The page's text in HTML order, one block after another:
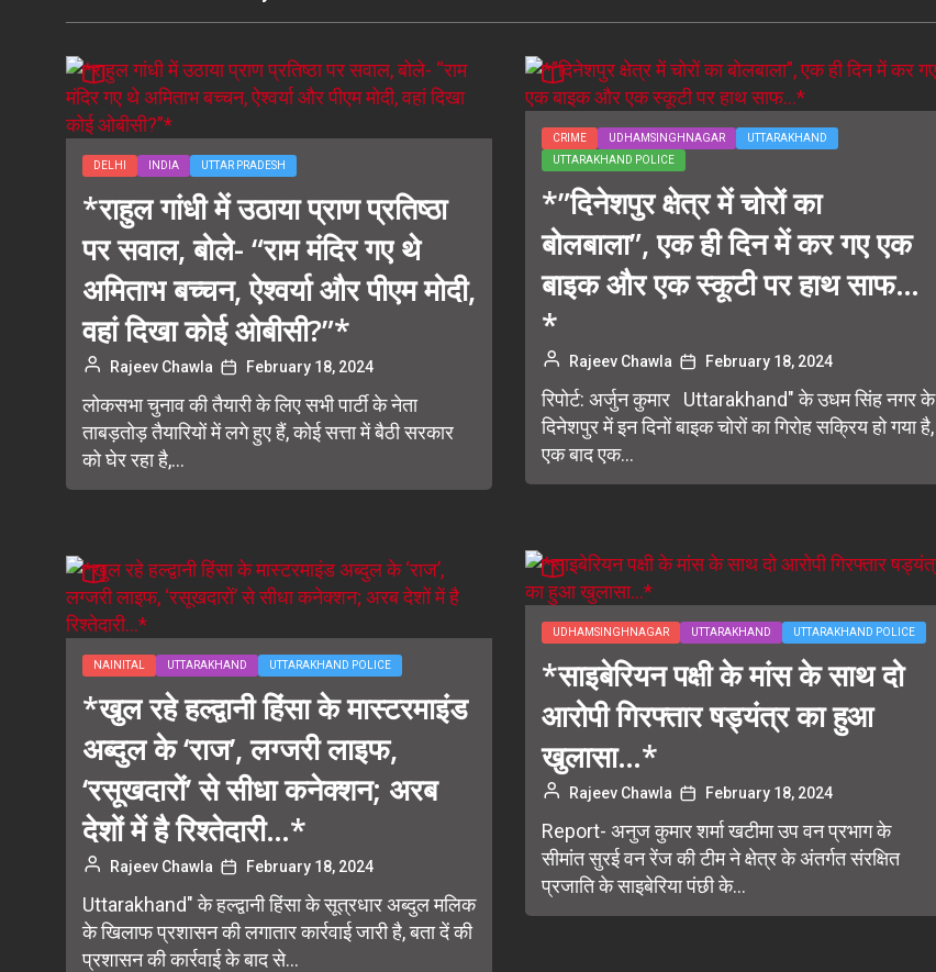
DELHI INDIA UTTAR PRADESH
*राहुल गांधी में उठाया प्राण प्रतिष्ठा
पर सवाल, बोले- “राम मंदिर गए थे
अमिताभ बच्चन, ऐश्वर्या और पीएम मोदी,
वहां दिखा कोई ओबीसी?”*
Rajeev Chawla February 18, 2024
लोकसभा चुनाव की तैयारी के लिए सभी पार्टी के नेता
ताबड़तोड़ तैयारियों में लगे हुए हैं, कोई सत्ता में बैठी सरकार
को घेर रहा है,...
CRIME UDHAMSINGHNAGAR
UTTARAKHAND
UTTARAKHAND POLICE
*”दिनेशपुर क्षेत्र में चोरों का
बोलबाला”, एक ही दिन में कर गए एक
बाइक और एक स्कूटी पर हाथ साफ…
*
Rajeev Chawla February 18, 2024
रिपोर्ट: अर्जुन कुमार Uttarakhand" के उधम सिंह नगर के
दिनेशपुर में इन दिनों बाइक चोरों का गिरोह सक्रिय हो गया है,
एक बाद एक...
UDHAMSINGHNAGAR UTTARAKHAND UTTARAKHAND POLICE
*साइबेरियन पक्षी के मांस के साथ दो
आरोपी गिरफ्तार षड्यंत्र का हुआ
खुलासा…*
Rajeev Chawla February 18, 2024
Report- अनुज कुमार शर्मा खटीमा उप वन प्रभाग के
सीमांत सुरई वन रेंज की टीम ने क्षेत्र के अंतर्गत संरक्षित
प्रजाति के साइबेरिया पंछी के...
NAINITAL UTTARAKHAND UTTARAKHAND POLICE
*खुल रहे हल्द्वानी हिंसा के मास्टरमाइंड
अब्दुल के ‘राज’, लग्जरी लाइफ,
‘रसूखदारों’ से सीधा कनेक्शन; अरब
देशों में है रिश्तेदारी…*
Rajeev Chawla February 18, 2024
Uttarakhand" के हल्द्वानी हिंसा के सूत्रधार अब्दुल मलिक
के खिलाफ प्रशासन की लगातार कार्रवाई जारी है, बता दें की
प्रशासन की कार्रवाई के बाद से...